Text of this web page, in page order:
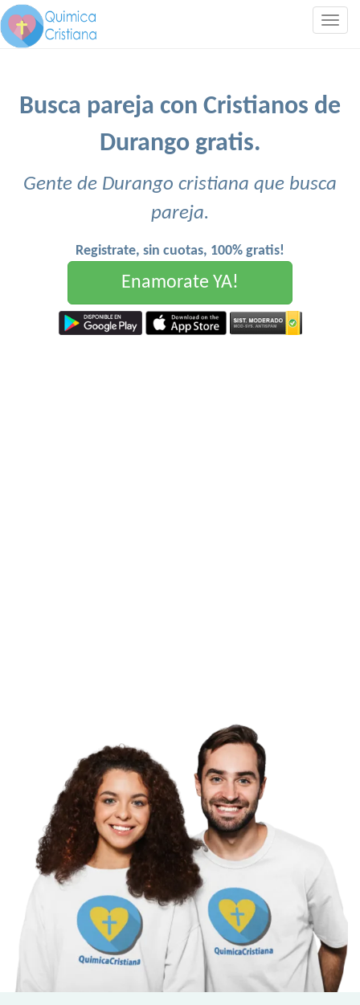
Busca pareja con Cristianos de
Durango gratis.
Gente de Durango cristiana que busca
pareja.
Registrate, sin cuotas, 100% gratis!
Enamorate YA!